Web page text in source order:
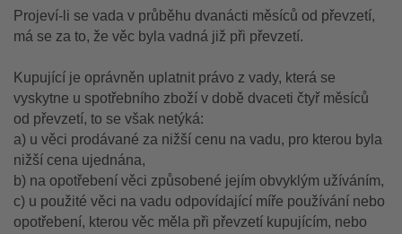
Projeví-li se vada v průběhu dvanácti měsíců od převzetí,
má se za to, že věc byla vadná již při převzetí.
Kupující je oprávněn uplatnit právo z vady, která se
vyskytne u spotřebního zboží v době dvaceti čtyř měsíců
od převzetí, to se však netýká:
a) u věci prodávané za nižší cenu na vadu, pro kterou byla
nižší cena ujednána,
b) na opotřebení věci způsobené jejím obvyklým užíváním,
c) u použité věci na vadu odpovídající míře používání nebo
opotřebení, kterou věc měla při převzetí kupujícím, nebo